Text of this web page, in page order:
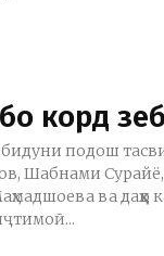
корд
подош
Шабнами
ва даҳҳо